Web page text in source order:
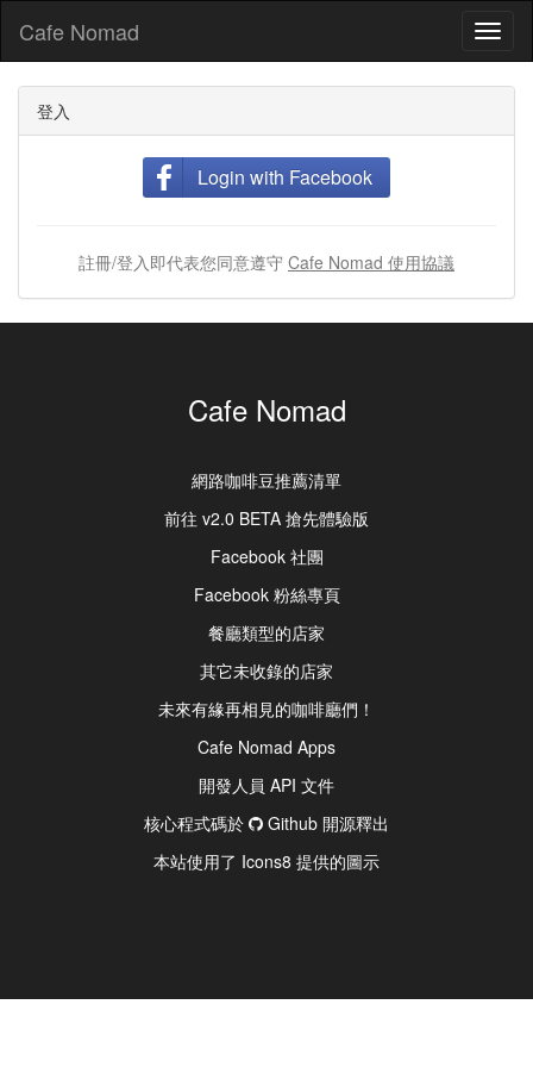
Cafe Nomad
登入
Login with Facebook
註冊/登入即代表您同意遵守 Cafe Nomad 使用協議
Cafe Nomad
網路咖啡豆推薦清單
前往 v2.0 BETA 搶先體驗版
Facebook 社團
Facebook 粉絲專頁
餐廳類型的店家
其它未收錄的店家
未來有緣再相見的咖啡廳們！
Cafe Nomad Apps
開發人員 API 文件
核心程式碼於
Github 開源釋出
本站使用了 Icons8 提供的圖示